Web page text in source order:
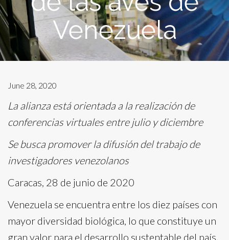
Venezuela
June 28, 2020
La alianza está orientada a la realización de
conferencias virtuales entre julio y diciembre
Se busca promover la difusión del trabajo de
investigadores venezolanos
Caracas, 28 de junio de 2020
Venezuela se encuentra entre los diez países con
mayor diversidad biológica, lo que constituye un
gran valor para el desarrollo sustentable del país.